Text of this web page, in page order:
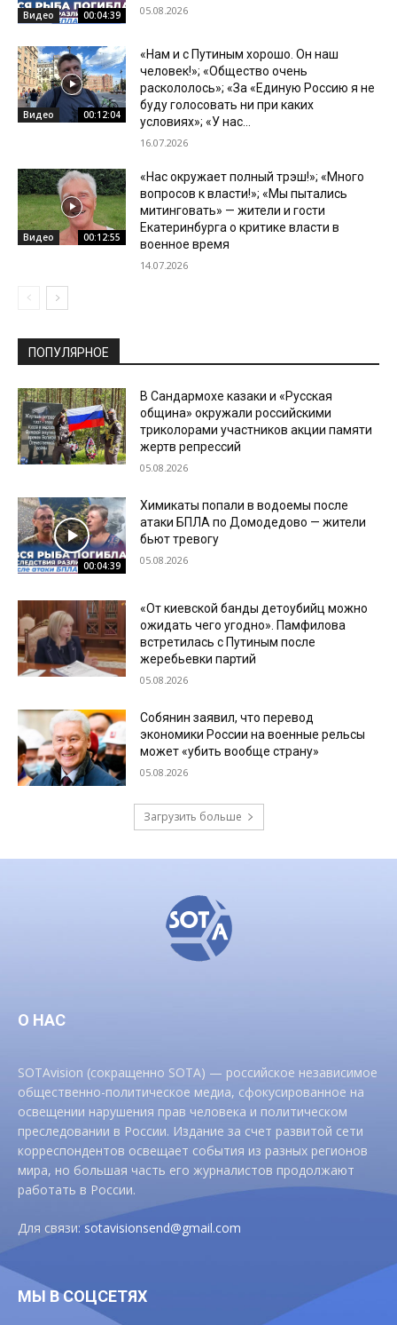
Видео 00:04:39 05.08.2026
Видео 00:12:04
«Нам и с Путиным хорошо. Он наш
человек!»; «Общество очень
раскололось»; «За «Единую Россию я не
буду голосовать ни при каких
условиях»; «У нас...
16.07.2026
Видео 00:12:55
«Нас окружает полный трэш!»; «Много
вопросов к власти!»; «Мы пытались
митинговать» — жители и гости
Екатеринбурга о критике власти в
военное время
14.07.2026
ПОПУЛЯРНОЕ
В Сандармохе казаки и «Русская
община» окружали российскими
триколорами участников акции памяти
жертв репрессий
05.08.2026
00:04:39
Химикаты попали в водоемы после
атаки БПЛА по Домодедово — жители
бьют тревогу
05.08.2026
«От киевской банды детоубийц можно
ожидать чего угодно». Памфилова
встретилась с Путиным после
жеребьевки партий
05.08.2026
Собянин заявил, что перевод
экономики России на военные рельсы
может «убить вообще страну»
05.08.2026
Загрузить больше
О НАС
SOTAvision (сокращенно SOTA) — российское независимое
общественно-политическое медиа, сфокусированное на
освещении нарушения прав человека и политическом
преследовании в России. Издание за счет развитой сети
корреспондентов освещает события из разных регионов
мира, но большая часть его журналистов продолжают
работать в России.
Для связи:sotavisionsend@gmail.com
МЫ В СОЦСЕТЯХ